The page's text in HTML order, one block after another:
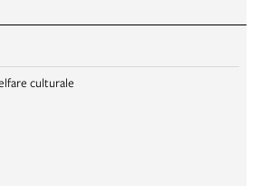
culturale